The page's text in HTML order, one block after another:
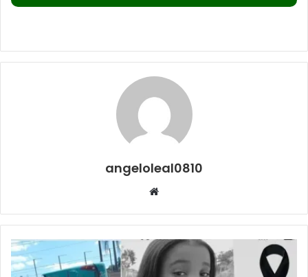
angeloleal0810
Website